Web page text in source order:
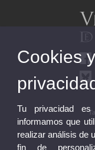
Cookies
Tu privacidad
informamos que
realizar análisis de
fin de